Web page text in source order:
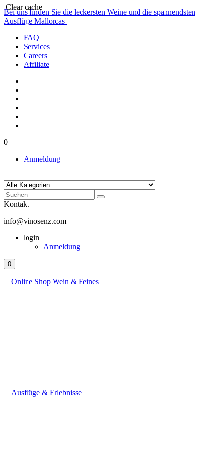
Bei uns finden Sie die leckersten Weine und die spannendsten
Ausflüge Mallorcas
FAQ
Services
Careers
Affiliate
0
Anmeldung
Kontakt
info@vinosenz.com
login
Anmeldung
0
Online Shop Wein & Feines
Ausflüge & Erlebnisse
Clear cache